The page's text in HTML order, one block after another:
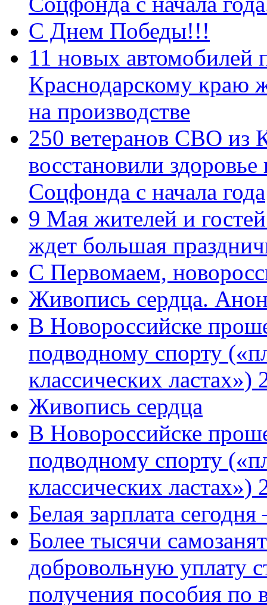
С Днем Победы!!!
11 новых автомобилей
Краснодарскому краю
на производстве
250 ветеранов СВО из
восстановили
Соцфонда с начала года
9 Мая жителей и
ждет большая
C Первомаем,
Живопись сердца.
В Новороссийске
подводному спорту
классических
Живопись сердца
В Новороссийске
подводному спорту
классических ластах»)
Белая зарплата
Более тысячи
добровольную уплату
получения пособия по